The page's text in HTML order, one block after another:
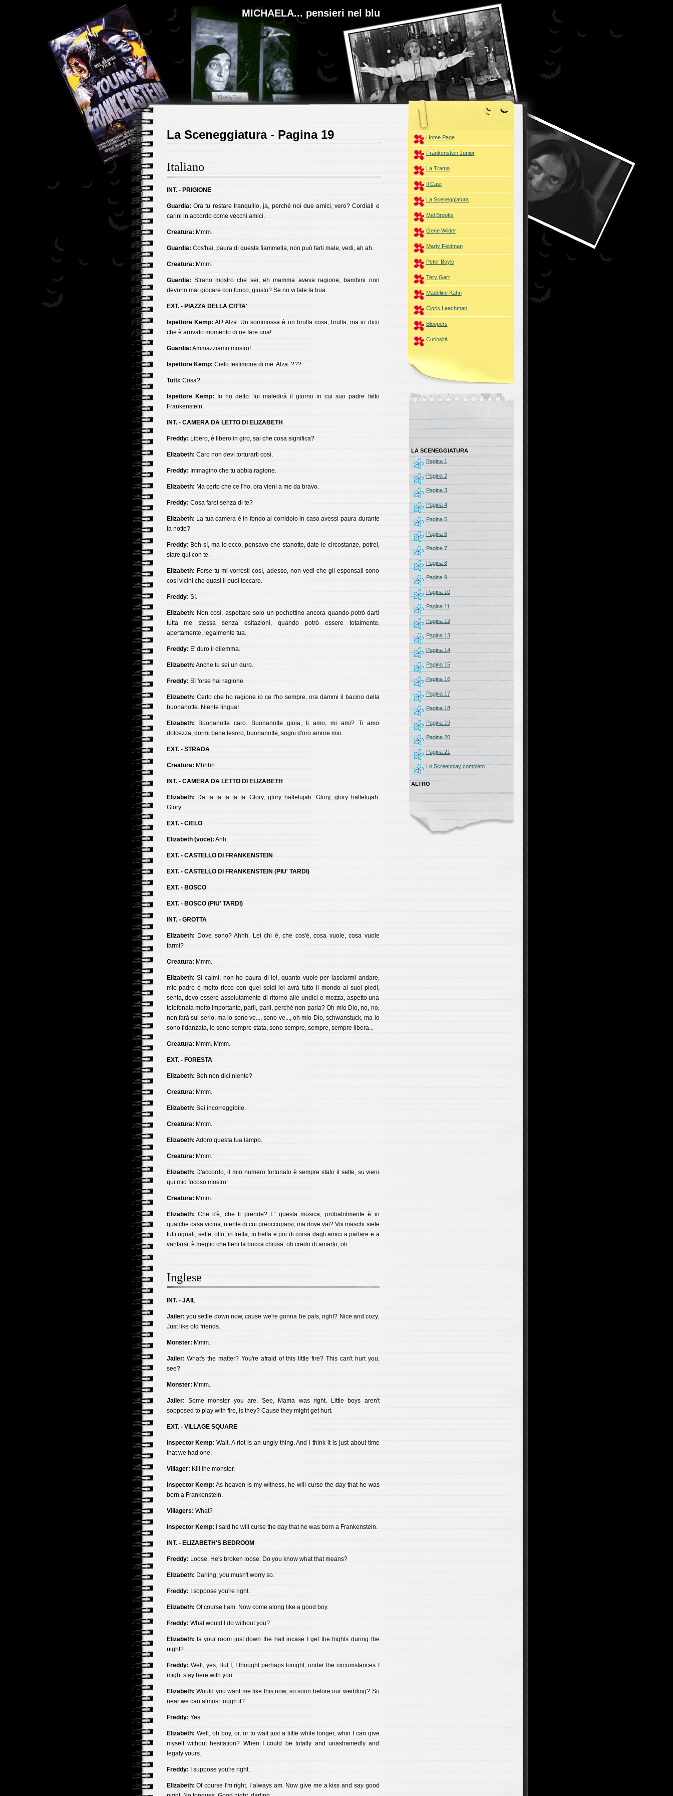
MICHAELA... pensieri nel blu
La Sceneggiatura - Pagina 19
Italiano
INT. - PRIGIONE
Guardia: Ora tu restare tranquillo, ja, perché noi due amici, vero? Cordiali e
carini in accordo come vecchi amici.
Creatura: Mmm.
Guardia: Cos'hai, paura di questa fiammella, non può farti male, vedi, ah ah.
Creatura: Mmm.
Guardia: Strano mostro che sei, eh mamma aveva ragione, bambini non
devono mai giocare con fuoco, giusto? Se no vi fate la bua.
EXT. - PIAZZA DELLA CITTA'
Ispettore Kemp: Alt! Alza. Un sommossa è un brutta cosa, brutta, ma io dico
che è arrivato momento di ne fare una!
Guardia: Ammazziamo mostro!
Ispettore Kemp: Cielo testimone di me. Alza. ???
Tutti: Cosa?
Ispettore Kemp: Io ho detto: lui maledirà il giorno in cui suo padre fatto
Frankenstein.
INT. - CAMERA DA LETTO DI ELIZABETH
Freddy: Libero, è libero in giro, sai che cosa significa?
Elizabeth: Caro non devi torturarti così.
Freddy: Immagino che tu abbia ragione.
Elizabeth: Ma certo che ce l'ho, ora vieni a me da bravo.
Freddy: Cosa farei senza di te?
Elizabeth: La tua camera è in fondo al corridoio in caso avessi paura durante
la notte?
Freddy: Beh sì, ma io ecco, pensavo che stanotte, date le circostanze, potrei,
stare qui con te.
Elizabeth: Forse tu mi vorresti così, adesso, non vedi che gli esponsali sono
così vicini che quasi li puoi toccare.
Freddy: Sì.
Elizabeth: Non così, aspettare solo un pochettino ancora quando potrò darti
tutta me stessa senza esitazioni, quando potrò essere totalmente,
apertamente, legalmente tua.
Freddy: E' duro il dilemma.
Elizabeth: Anche tu sei un duro.
Freddy: Sì forse hai ragione.
Elizabeth: Certo che ho ragione io ce l'ho sempre, ora dammi il bacino della
buonanotte. Niente lingua!
Elizabeth: Buonanotte caro. Buonanotte gioia, ti amo, mi ami? Ti amo
dolcezza, dormi bene tesoro, buonanotte, sogni d'oro amore mio.
EXT. - STRADA
Creatura: Mhhhh.
INT. - CAMERA DA LETTO DI ELIZABETH
Elizabeth: Da ta ta ta ta ta. Glory, glory hallelujah. Glory, glory hallelujah.
Glory...
EXT. - CIELO
Elizabeth (voce): Ahh.
EXT. - CASTELLO DI FRANKENSTEIN
EXT. - CASTELLO DI FRANKENSTEIN (PIU' TARDI)
EXT. - BOSCO
EXT. - BOSCO (PIU' TARDI)
INT. - GROTTA
Elizabeth: Dove sono? Ahhh. Lei chi è, che cos'è, cosa vuole, cosa vuole
farmi?
Creatura: Mmm.
Elizabeth: Si calmi, non ho paura di lei, quanto vuole per lasciarmi andare,
mio padre è molto ricco con quei soldi lei avrà tutto il mondo ai suoi piedi,
senta, devo essere assolutamente di ritorno alle undici e mezza, aspetto una
telefonata molto importante, parli, parli, perché non parla? Oh mio Dio, no, no,
non farà sul serio, ma io sono ve..., sono ve..., oh mio Dio, schwanstuck, ma io
sono fidanzata, io sono sempre stata, sono sempre, sempre, sempre libera...
Creatura: Mmm. Mmm.
EXT. - FORESTA
Elizabeth: Beh non dici niente?
Creatura: Mmm.
Elizabeth: Sei incorreggibile.
Creatura: Mmm.
Elizabeth: Adoro questa tua lampo.
Creatura: Mmm.
Elizabeth: D'accordo, il mio numero fortunato è sempre stato il sette, su vieni
qui mio focoso mostro.
Creatura: Mmm.
Elizabeth: Che c'è, che ti prende? E' questa musica, probabilmente è in
qualche casa vicina, niente di cui preoccuparsi, ma dove vai? Voi maschi siete
tutti uguali, sette, otto, in fretta, in fretta e poi di corsa dagli amici a parlare e a
vantarsi, è meglio che tieni la bocca chiusa, oh credo di amarlo, oh.
Inglese
INT. - JAIL
Jailer: you settle down now, cause we're gonna be pals, right? Nice and cozy.
Just like old friends.
Monster: Mmm.
Jailer: What's the matter? You're afraid of this little fire? This can't hurt you,
see?
Monster: Mmm.
Jailer: Some monster you are. See, Mama was right. Little boys aren't
sopposed to play with fire, is they? Cause they might get hurt.
EXT. - VILLAGE SQUARE
Inspector Kemp: Wait. A riot is an ungly thing. And i think it is just about time
that we had one.
Villager: Kill the monster.
Inspector Kemp: As heaven is my witness, he will curse the day that he was
born a Frankenstein.
Villagers: What?
Inspector Kemp: I said he will curse the day that he was born a Frankenstein.
INT. - ELIZABETH'S BEDROOM
Freddy: Loose. He's broken loose. Do you know what that means?
Elizabeth: Darling, you musn't worry so.
Freddy: I soppose you're right.
Elizabeth: Of course I am. Now come along like a good boy.
Freddy: What would I do without you?
Elizabeth: Is your room just down the hall incase I get the frights during the
night?
Freddy: Well, yes, But I, I thought perhaps tonight, under the circumstances I
might stay here with you.
Elizabeth: Would you want me like this now, so soon before our wedding? So
near we can almost tough it?
Freddy: Yes.
Elizabeth: Well, oh boy, or, or to wait just a little while longer, whin I can give
myself without hesitation? When I could be totally and unashamedly and
legaly yours.
Freddy: I suppose you're right.
Elizabeth: Of course I'm right. I always am. Now give me a kiss and say good
Home Page
Frankenstein Junior
La Trama
Il Cast
La Sceneggiatura
Mel Brooks
Gene Wilder
Marty Feldman
Peter Boyle
Tery Garr
Madeline Kahn
Cloris Leachman
Bloopers
Curiosità
LA SCENEGGIATURA
Pagina 1
Pagina 2
Pagina 3
Pagina 4
Pagina 5
Pagina 6
Pagina 7
Pagina 8
Pagina 9
Pagina 10
Pagina 11
Pagina 12
Pagina 13
Pagina 14
Pagina 15
Pagina 16
Pagina 17
Pagina 18
Pagina 19
Pagina 20
Pagina 21
Lo Screenplay completo
ALTRO